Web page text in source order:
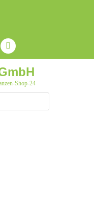
YouTube
Shop-24